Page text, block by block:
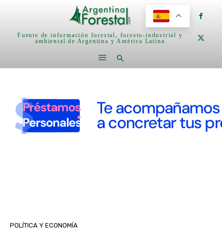
Fuente de información forestal, foresto-industrial y
ambiental de Argentina y América Latina
POLÍTICA Y ECONOMÍA